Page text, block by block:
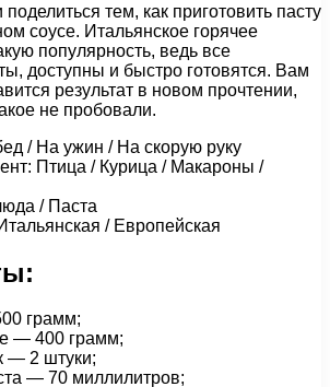
тем, как приготовить пасту
соусе. Итальянское горячее
популярность, ведь все
доступны и быстро готовятся. Вам
результат в новом прочтении,
не пробовали.
/ На ужин / На скорую руку
Птица / Курица / Макароны /
/ Паста
/ Европейская
грамм;
— 400 грамм;
— 2 штуки;
— 70 миллилитров;